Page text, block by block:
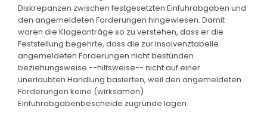
Diskrepanzen zwischen festgesetzten Einfuhrabgaben und
den angemeldeten Forderungen hingewiesen. Damit
waren die Klageanträge so zu verstehen, dass er die
Feststellung begehrte, dass die zur Insolvenztabelle
angemeldeten Forderungen nicht bestünden
beziehungsweise --hilfsweise-- nicht auf einer
unerlaubten Handlung basierten, weil den angemeldeten
Forderungen keine (wirksamen)
Einfuhrabgabenbescheide zugrunde lägen.